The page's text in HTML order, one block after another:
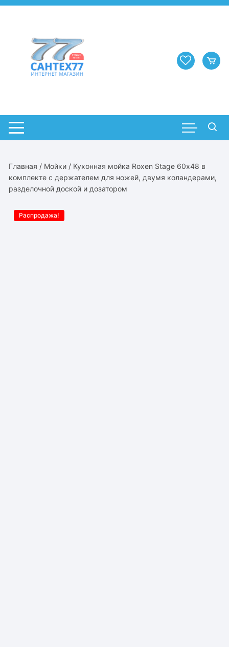
Перейти
Главная / Мойки / Кухонная мойка Roxen Stage 60х48 в
комплекте с держателем для ножей, двумя коландерами,
разделочной доской и дозатором
Распродажа!